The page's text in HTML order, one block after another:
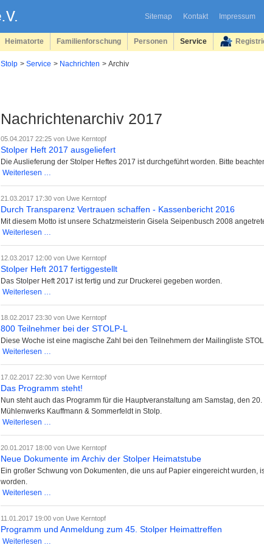
Sitemap Kontakt Impressum
Heimatorte Familienforschung Personen Service
Stolp Service Nachrichten Archiv
Nachrichtenarchiv 2017
05.04.2017 22:25 von Uwe Kerntopf
Stolper Heft 2017 ausgeliefert
Die Auslieferung der Stolper Heftes 2017 ist durchgeführt worden. Bitte
Weiterlesen …
2017
ausgeliefert
21.03.2017 17:30 von Uwe Kerntopf
Durch Transparenz Vertrauen schaffen - Kassenbericht 2016
Mit diesem Motto ist unsere Schatzmeisterin Gisela Seipenbusch 2008
Weiterlesen …
Vertrauen
schaffen
Kassenbericht
12.03.2017 12:00 von Uwe Kerntopf
Stolper Heft 2017 fertiggestellt
Das Stolper Heft 2017 ist fertig und zur Druckerei gegeben worden.
Weiterlesen …
2017
fertiggestellt
18.02.2017 23:30 von Uwe Kerntopf
800 Teilnehmer bei der STOLP-L
Diese Woche ist eine magische Zahl bei den Teilnehmern der Mailingliste
Weiterlesen …
bei
17.02.2017 22:30 von Uwe Kerntopf
Das Programm steht!
Nun steht auch das Programm für die Hauptveranstaltung am Samstag, den
Mühlenwerks Kauffmann & Sommerfeldt in Stolp.
Weiterlesen …
steht!
20.01.2017 18:00 von Uwe Kerntopf
Neue Dokumente im Archiv der Stolper Heimatstube
Ein großer Schwung von Dokumenten, die uns auf Papier eingereicht wurden,
worden.
Weiterlesen …
Archiv
11.01.2017 19:00 von Uwe Kerntopf
Programm und Anmeldung zum 45. Stolper Heimattreffen
Weiterlesen …